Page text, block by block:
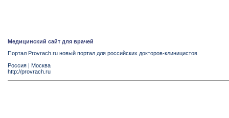
Медицинский сайт для врачей
Портал Provrach.ru новый портал для российских докторов-клиницистов
Россия | Москва
http://provrach.ru